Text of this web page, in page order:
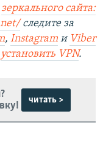
зеркального сайта:
следите за
, Instagram и Viber
установить VPN.
читать >